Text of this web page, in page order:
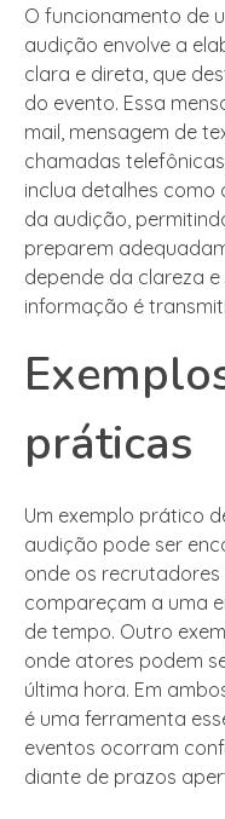
O funcionamento de
audição envolve a
clara e direta, que
do evento. Essa
mail, mensagem de
chamadas
inclua detalhes como
da audição,
preparem
depende da clareza
informação é
práticas
Um exemplo prático
audição pode ser
onde os
compareçam a uma
de tempo. Outro
onde atores podem
última hora. Em
é uma ferramenta
eventos ocorram
diante de prazos